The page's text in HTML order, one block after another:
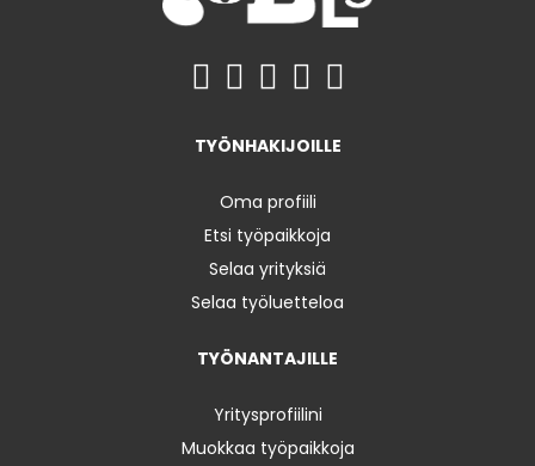
TYÖNHAKIJOILLE
Oma profiili
Etsi työpaikkoja
Selaa yrityksiä
Selaa työluetteloa
TYÖNANTAJILLE
Yritysprofiilini
Muokkaa työpaikkoja